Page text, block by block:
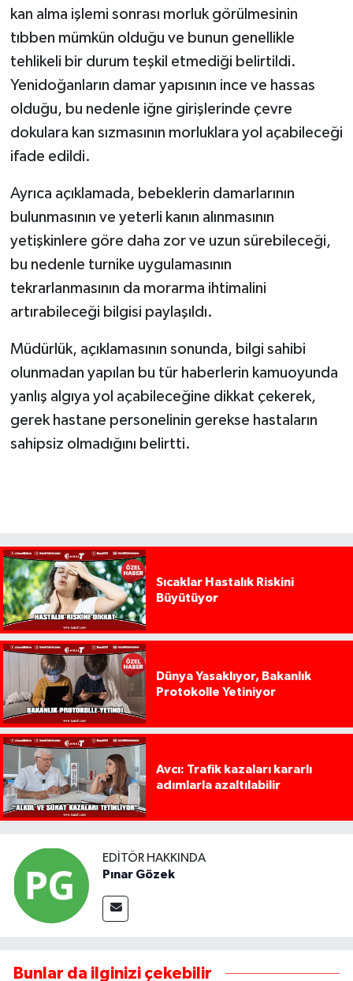
kan alma işlemi sonrası morluk görülmesinin
tıbben mümkün olduğu ve bunun genellikle
tehlikeli bir durum teşkil etmediği belirtildi.
Yenidoğanların damar yapısının ince ve hassas
olduğu, bu nedenle iğne girişlerinde çevre
dokulara kan sızmasının morluklara yol açabileceği
ifade edildi.
Ayrıca açıklamada, bebeklerin damarlarının
bulunmasının ve yeterli kanın alınmasının
yetişkinlere göre daha zor ve uzun sürebileceği,
bu nedenle turnike uygulamasının
tekrarlanmasının da morarma ihtimalini
artırabileceği bilgisi paylaşıldı.
Müdürlük, açıklamasının sonunda, bilgi sahibi
olunmadan yapılan bu tür haberlerin kamuoyunda
yanlış algıya yol açabileceğine dikkat çekerek,
gerek hastane personelinin gerekse hastaların
sahipsiz olmadığını belirtti.
Sıcaklar Hastalık Riskini
Büyütüyor
Dünya Yasaklıyor, Bakanlık
Protokolle Yetiniyor
Avcı: Trafik kazaları kararlı
adımlarla azaltılabilir
EDITÖR HAKKINDA
Pınar Gözek
Bunlar da ilginizi çekebilir